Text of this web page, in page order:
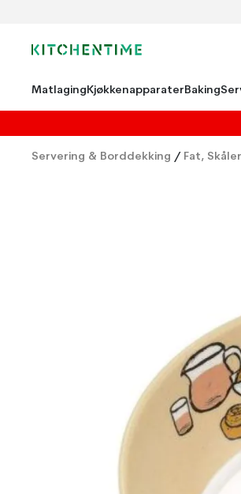
MatlagingKjøkkenapparaterBaking
Servering & Borddekking / Fat,